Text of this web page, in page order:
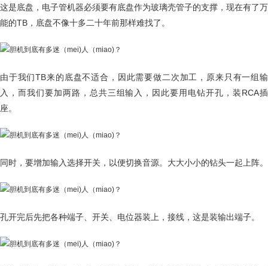
这是底盘，电子管机器必须要有底盘作为玻璃壳管子的支撑，现在有了万
能的TB，底盘不像十多二十年前那样难找了。
由于我们TB来的底盘不适合，因此需要做二次加工，原来只有一组输
入，而我们要加两路，总共三组输入，因此要用电钻开孔，装RCA插
座。
同时，要增加输入选择开关，以便切换音源。大大小小的钻头一起上阵。
孔开完后先把各种端子、开关、电位器装上，接线，这是装输出端子。